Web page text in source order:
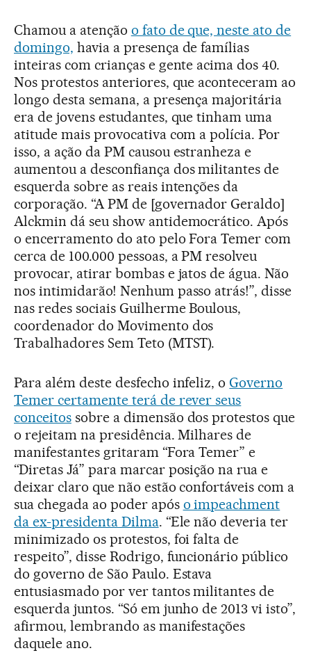
Chamou a atenção o fato de que, neste ato de
domingo, havia a presença de famílias
inteiras com crianças e gente acima dos 40.
Nos protestos anteriores, que aconteceram ao
longo desta semana, a presença majoritária
era de jovens estudantes, que tinham uma
atitude mais provocativa com a polícia. Por
isso, a ação da PM causou estranheza e
aumentou a desconfiança dos militantes de
esquerda sobre as reais intenções da
corporação. “A PM de [governador Geraldo]
Alckmin dá seu show antidemocrático. Após
o encerramento do ato pelo Fora Temer com
cerca de 100.000 pessoas, a PM resolveu
provocar, atirar bombas e jatos de água. Não
nos intimidarão! Nenhum passo atrás!”, disse
nas redes sociais Guilherme Boulous,
coordenador do Movimento dos
Trabalhadores Sem Teto (MTST).
Para além deste desfecho infeliz, oGoverno
Temer certamente terá de rever seus
conceitossobre a dimensão dos protestos que
o rejeitam na presidência. Milhares de
manifestantes gritaram “Fora Temer” e
“Diretas Já” para marcar posição na rua e
deixar claro que não estão confortáveis com a
sua chegada ao poder após o impeachment
da ex-presidenta Dilma. “Ele não deveria ter
minimizado os protestos, foi falta de
respeito”, disse Rodrigo, funcionário público
do governo de São Paulo. Estava
entusiasmado por ver tantos militantes de
esquerda juntos. “Só em junho de 2013 vi isto”,
afirmou, lembrando as manifestações
daquele ano.